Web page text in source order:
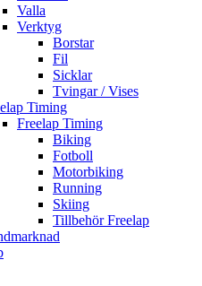
Valla
Verktyg
Borstar
Fil
Sicklar
Tvingar / Vises
Timing
Freelap Timing
Biking
Fotboll
Motorbiking
Running
Skiing
Tillbehör Freelap